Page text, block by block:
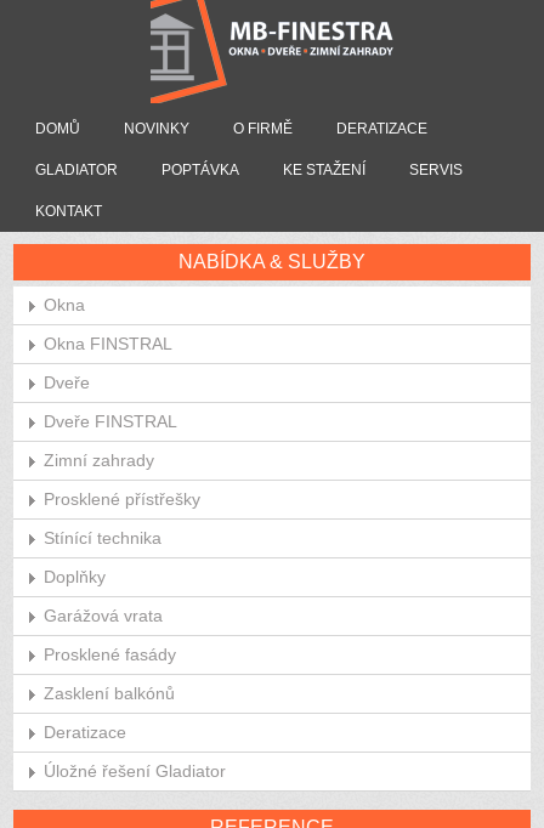
DOMŮ NOVINKY O FIRMĚ DERATIZACE
GLADIATOR POPTÁVKA KE STAŽENÍ SERVIS
KONTAKT
NABÍDKA & SLUŽBY
Okna
Okna FINSTRAL
Dveře
Dveře FINSTRAL
Zimní zahrady
Prosklené přístřešky
Stínící technika
Doplňky
Garážová vrata
Prosklené fasády
Zasklení balkónů
Deratizace
Úložné řešení Gladiator